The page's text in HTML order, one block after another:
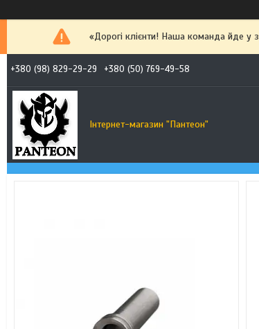
«Дорогі клієнти! Наша команда йде у
+380 (98) 829-29-29 +380 (50) 769-49-58
Інтернет-магазин "Пантеон"